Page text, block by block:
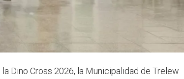
Dino Cross 2026, la Municipalidad de Trelew